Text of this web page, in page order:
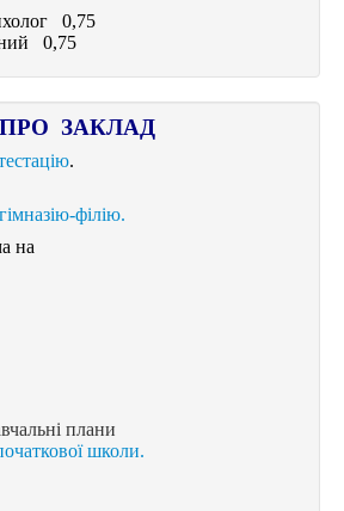
0,75
0,75
ПРО ЗАКЛАД
.
філію.
на
плани
школи.